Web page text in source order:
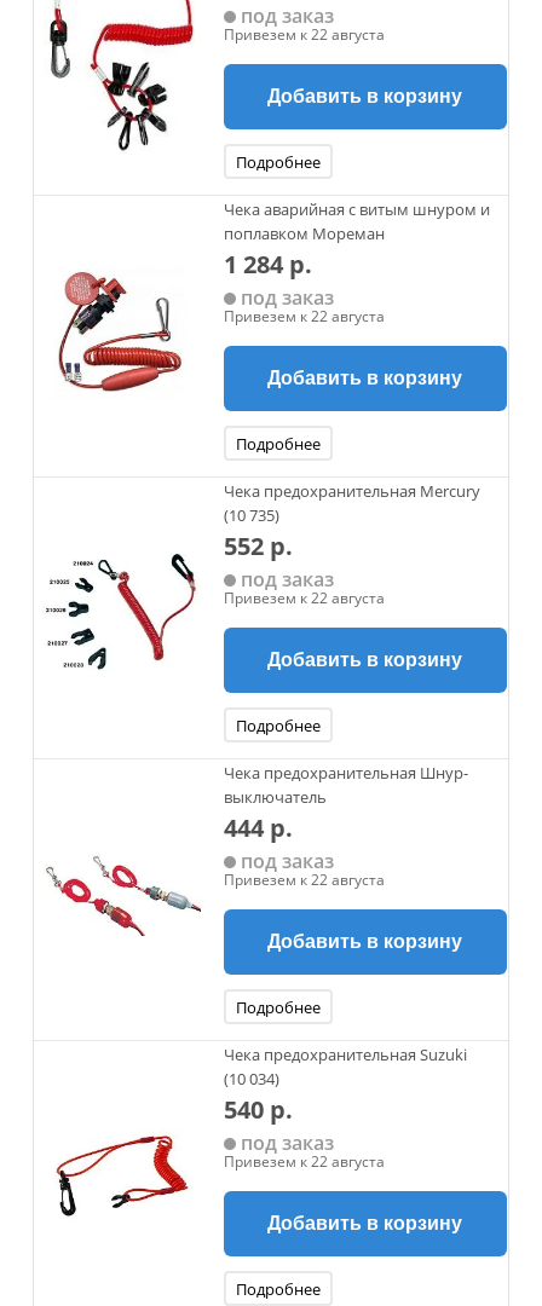
под заказ
Привезем к 22 августа
Добавить в корзину
Подробнее
Чека аварийная с витым шнуром и
поплавком Мореман
1 284 р.
под заказ
Привезем к 22 августа
Добавить в корзину
Подробнее
Чека предохранительная Mercury
(10 735)
552 р.
под заказ
Привезем к 22 августа
Добавить в корзину
Подробнее
Чека предохранительная Шнур-
выключатель
444 р.
под заказ
Привезем к 22 августа
Добавить в корзину
Подробнее
Чека предохранительная Suzuki
(10 034)
540 р.
под заказ
Привезем к 22 августа
Добавить в корзину
Подробнее